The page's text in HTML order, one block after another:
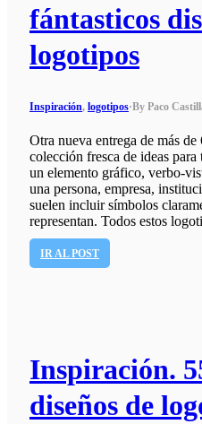
fántasticos
logotipos
Inspiración, logotipos·By Paco
Otra nueva entrega de más
colección fresca de ideas
un elemento gráfico, verbo-
una persona, empresa,
suelen incluir símbolos
representan. Todos estos
IR AL POST
Inspiración.
diseños de